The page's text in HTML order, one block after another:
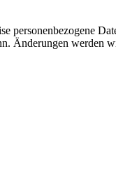
personenbezogene
Änderungen werden